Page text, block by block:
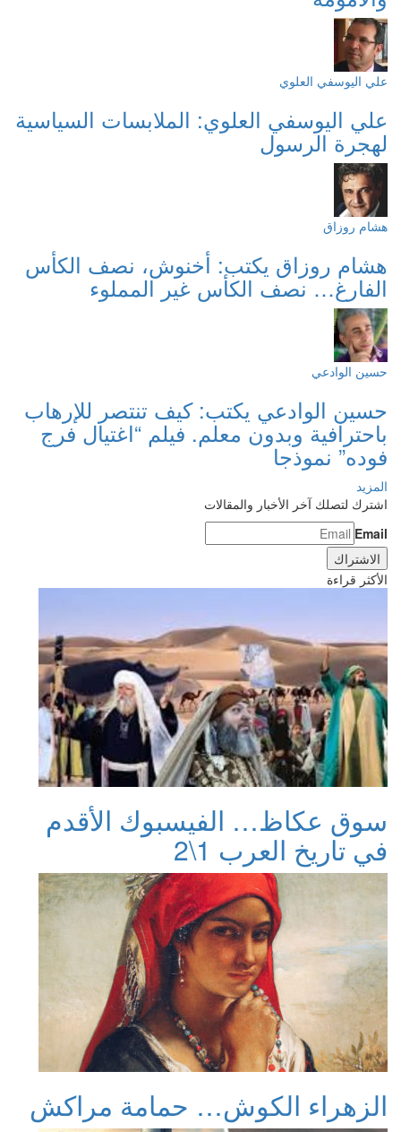
علي اليوسفي العلوي
علي اليوسفي العلوي: الملابسات السياسية
لهجرة الرسول
هشام روزاق
هشام روزاق يكتب: أخنوش، نصف الكأس
الفارغ… نصف الكأس غير المملوء
حسين الوادعي
حسين الوادعي يكتب: كيف تنتصر للإرهاب
باحترافية وبدون معلم. فيلم “اغتيال فرج
فوده” نموذجا
المزيد
اشترك لتصلك آخر الأخبار والمقالات
Email
الأكثر قراءة
سوق عكاظ… الفيسبوك الأقدم
في تاريخ العرب 1\2
الزهراء الكوش… حمامة مراكش